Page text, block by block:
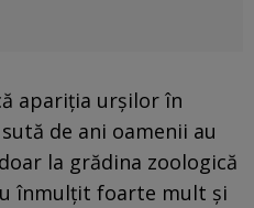
apariţia urşilor în
de ani oamenii au
la grădina zoologică
înmulţit foarte mult şi